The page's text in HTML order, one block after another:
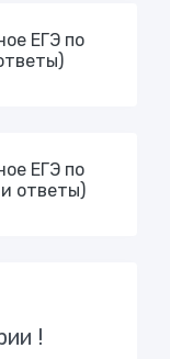
ЕГЭ по
ЕГЭ по
ответы)
!